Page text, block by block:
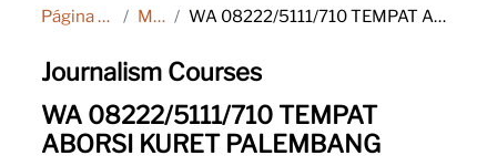
Página Principal Marcas WA 08222/5111/710 TEMPAT ABORSI KURET PALEMBANG
Journalism Courses
WA 08222/5111/710 TEMPAT
ABORSI KURET PALEMBANG